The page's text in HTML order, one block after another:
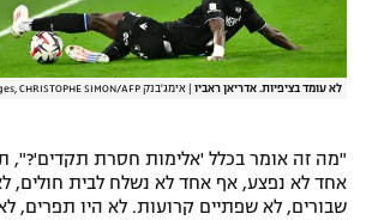
לא עומד בציפיות. אדריאן ראביו אימג'בנק GettyImages, CHRISTOPHE SIMON/AFP
"מה זה אומר בכלל 'אלימות חסרת תקדים'?",
אחד לא נפצע, אף אחד לא נשלח לבית חולים,
שבורים, לא שפתיים קרועות. לא היו תפרים,